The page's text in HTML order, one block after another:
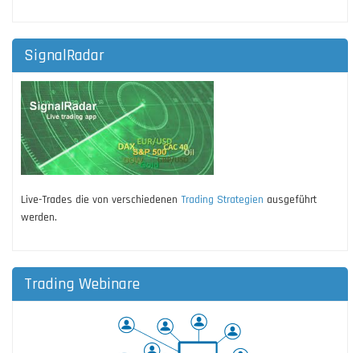
SignalRadar
Live-Trades die von verschiedenen Trading Strategien ausgeführt
werden.
Trading Webinare